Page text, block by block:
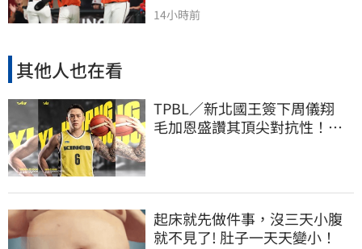
14小時前
其他人也在看
TPBL／新北國王簽下周儀翔
毛加恩盛讚其頂尖對抗性！盼
起床就先做件事，沒三天小腹
就不見了! 肚子一天天變小！